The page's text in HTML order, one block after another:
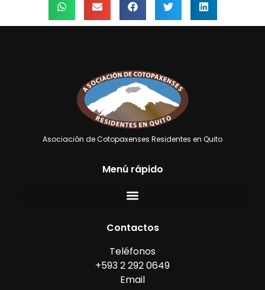
Asociación de Cotopaxenses Residentes en Quito
Menú rápido
Contactos
Teléfonos
+593 2 292 0649
Email